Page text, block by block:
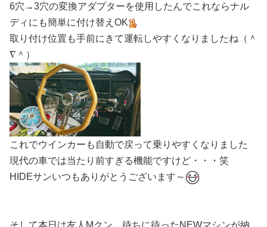
6穴→3穴の変換アダプターを使用したんでこれならナル
ディにも簡単に付け替えOK
取り付け位置も手前にきて運転しやすくなりましたね（＾
∇＾）
これでウインカーも自動で戻って乗りやすくなりました
現代の車では当たり前すぎる機能ですけど・・・笑
HIDEサンいつもありがとうございます～
そして本日は友人Mクン、待ちに待ったNEWマシンが納